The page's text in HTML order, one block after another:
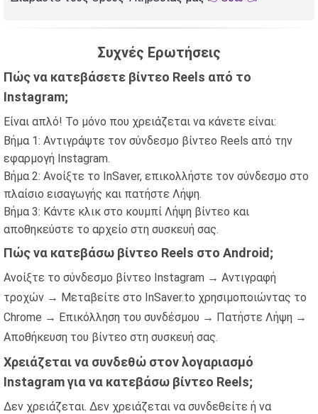
Συχνές Ερωτήσεις
Πώς να κατεβάσετε βίντεο Reels από το
Instagram;
Είναι απλό! Το μόνο που χρειάζεται να κάνετε είναι:
Βήμα 1: Αντιγράψτε τον σύνδεσμο βίντεο Reels από την
εφαρμογή Instagram.
Βήμα 2: Ανοίξτε το InSaver, επικολλήστε τον σύνδεσμο στο
πλαίσιο εισαγωγής και πατήστε Λήψη.
Βήμα 3: Κάντε κλικ στο κουμπί Λήψη βίντεο και
αποθηκεύστε το αρχείο στη συσκευή σας.
Πώς να κατεβάσω βίντεο Reels στο Android;
Ανοίξτε το σύνδεσμο βίντεο Instagram → Αντιγραφή
τροχών → Μεταβείτε στο InSaver.to χρησιμοποιώντας το
Chrome → Επικόλληση του συνδέσμου → Πατήστε Λήψη →
Αποθήκευση του βίντεο στη συσκευή σας.
Χρειάζεται να συνδεθώ στον λογαριασμό
Instagram για να κατεβάσω βίντεο Reels;
Δεν χρειάζεται. Δεν χρειάζεται να συνδεθείτε ή να